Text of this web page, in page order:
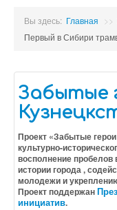
Вы здесь: Главная >>
Первый в Сибири
Забытые
Проект «Забытые
культурно-
восполнение пробелов
истории города ,
молодежи и
Проект поддержан
инициатив.